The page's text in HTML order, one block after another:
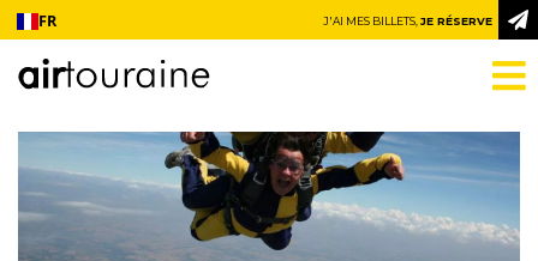
Aller au contenu
FR J'AI MES BILLETS,JE RÉSERVE